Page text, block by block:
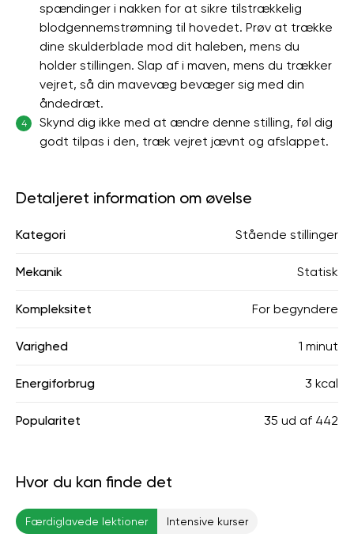
spændinger i nakken for at sikre tilstrækkelig
blodgennemstrømning til hovedet. Prøv at trække
dine skulderblade mod dit haleben, mens du
holder stillingen. Slap af i maven, mens du trækker
vejret, så din mavevæg bevæger sig med din
åndedræt.
4
Skynd dig ikke med at ændre denne stilling, føl dig
godt tilpas i den, træk vejret jævnt og afslappet.
Detaljeret information om øvelse
Kategori Stående stillinger
Mekanik Statisk
Kompleksitet For begyndere
Varighed 1 minut
Energiforbrug 3 kcal
Popularitet 35 ud af 442
Hvor du kan finde det
Færdiglavede lektioner Intensive kurser